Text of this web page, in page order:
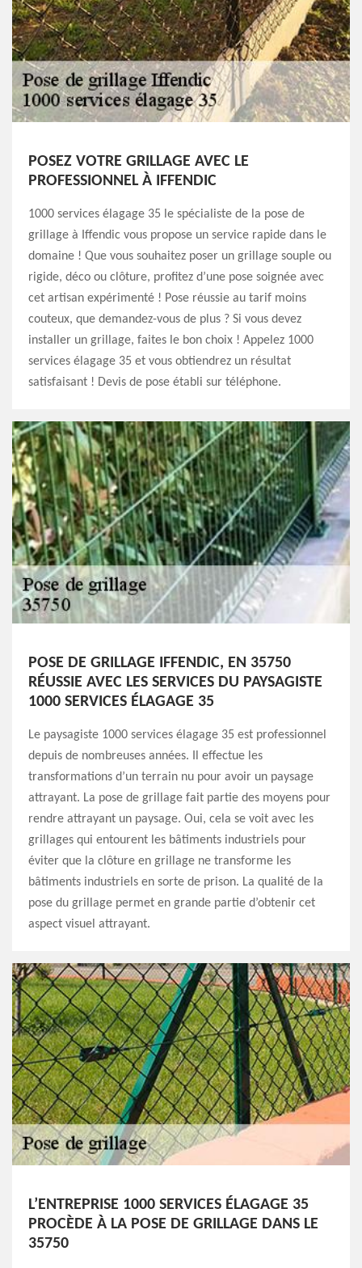
POSEZ VOTRE GRILLAGE AVEC LE
PROFESSIONNEL À IFFENDIC
1000 services élagage 35 le spécialiste de la pose de
grillage à Iffendic vous propose un service rapide dans le
domaine ! Que vous souhaitez poser un grillage souple ou
rigide, déco ou clôture, profitez d’une pose soignée avec
cet artisan expérimenté ! Pose réussie au tarif moins
couteux, que demandez-vous de plus ? Si vous devez
installer un grillage, faites le bon choix ! Appelez 1000
services élagage 35 et vous obtiendrez un résultat
satisfaisant ! Devis de pose établi sur téléphone.
POSE DE GRILLAGE IFFENDIC, EN 35750
RÉUSSIE AVEC LES SERVICES DU PAYSAGISTE
1000 SERVICES ÉLAGAGE 35
Le paysagiste 1000 services élagage 35 est professionnel
depuis de nombreuses années. Il effectue les
transformations d’un terrain nu pour avoir un paysage
attrayant. La pose de grillage fait partie des moyens pour
rendre attrayant un paysage. Oui, cela se voit avec les
grillages qui entourent les bâtiments industriels pour
éviter que la clôture en grillage ne transforme les
bâtiments industriels en sorte de prison. La qualité de la
pose du grillage permet en grande partie d’obtenir cet
aspect visuel attrayant.
L’ENTREPRISE 1000 SERVICES ÉLAGAGE 35
PROCÈDE À LA POSE DE GRILLAGE DANS LE
35750